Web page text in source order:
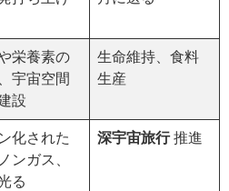
栄養素の
宇宙空間
設
生命維持、食料
生産
化された
ンガス、
る
深宇宙旅行推進